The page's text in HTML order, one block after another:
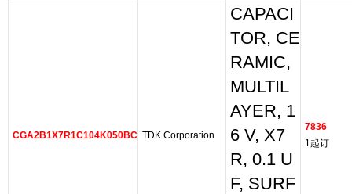
CGA2B1X7R1C104K050BC TDK Corporation
CAPACI
TOR, CE
RAMIC,
MULTIL
AYER, 1
6 V, X7
R, 0.1 U
F, SURF
7836
1起订